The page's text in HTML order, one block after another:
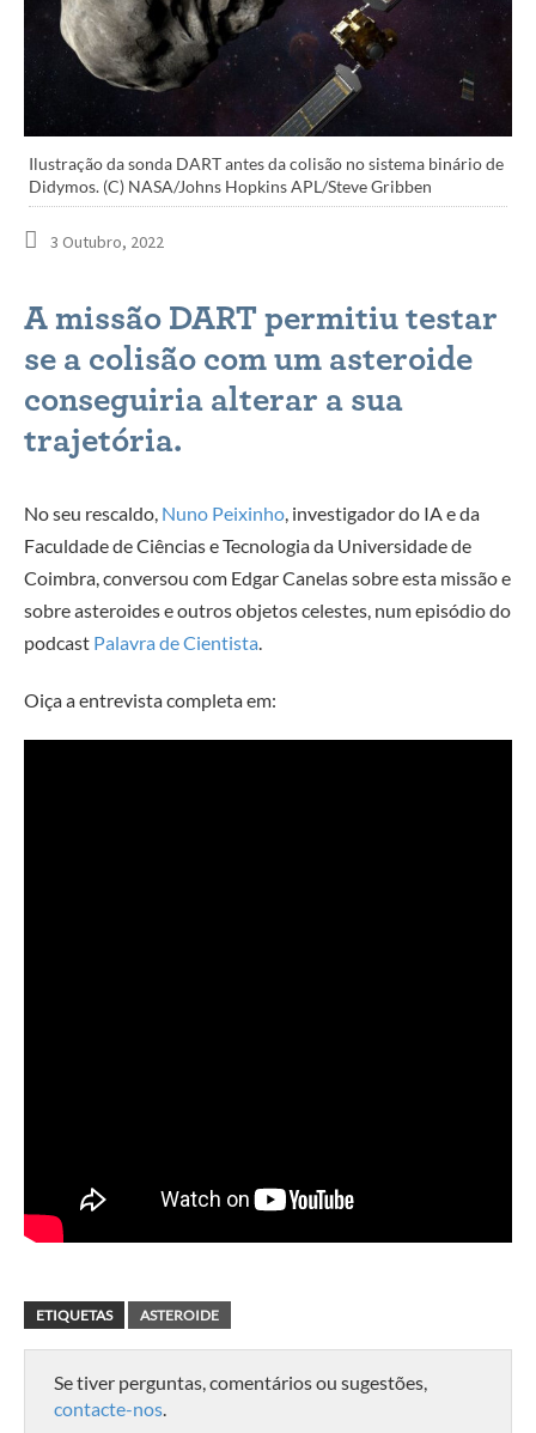
Ilustração da sonda DART antes da colisão no sistema binário de
Didymos. (C) NASA/Johns Hopkins APL/Steve Gribben
3 Outubro, 2022
A missão DART permitiu testar
se a colisão com um asteroide
conseguiria alterar a sua
trajetória.
No seu rescaldo, Nuno Peixinho , investigador do IA e da
Faculdade de Ciências e Tecnologia da Universidade de
Coimbra, conversou com Edgar Canelas sobre esta missão e
sobre asteroides e outros objetos celestes, num episódio do
podcast Palavra de Cientista
Oiça a entrevista completa em:
ETIQUETAS ASTEROIDE
Se tiver perguntas, comentários ou sugestões,
contacte-nos.